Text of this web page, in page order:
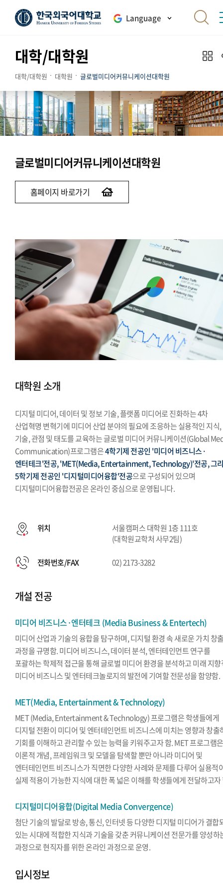
Language
대학/대학원
대학/대학원 대학원 글로벌미디어커뮤니케이션대학원
글로벌미디어커뮤니케이션대학원
홈페이지 바로가기
대학원 소개
디지털 미디어, 데이터 및 정보 기술, 플랫폼 미디어로 진화하는 4차
산업혁명 변혁기에 미디어 산업 분야의 필요에 조응하는 실용적인 지식,
기술, 관점 및 태도를 교육하는 글로벌 미디어 커뮤니케이션(Global
Communication)프로그램은4학기제 전공인 '미디어 비즈니스·
엔터테크'전공, 'MET(Media, Entertainment, Technology)'전공, 그
5학기제 전공인 '디지털미디어융합'전공으로 구성되어 있으며
디지털미디어융합전공은 온라인 중심으로 운영됩니다.
위치
서울캠퍼스 대학원 1층 111호
(대학원교학처 사무2팀)
전화번호/FAX 02) 2173-3282
개설 전공
미디어 비즈니스·엔터테크 (Media Business & Entertech)
미디어 산업과 기술의 융합을 탐구하며, 디지털 환경 속 새로운 가치 창
과정을 규명함. 미디어 비즈니스, 데이터 분석, 엔터테인먼트 연구를
포괄하는 학제적 접근을 통해 글로벌 미디어 환경을 분석하고 미래 지
미디어 비즈니스 및 엔터테크놀로지의 발전에 기여할 전문성을 함양함.
MET(Media, Entertainment & Technology)
MET (Media, Entertainment & Technology) 프로그램은 학생들에게
디지털 전환이 미디어 및 엔터테인먼트 비즈니스에 미치는 영향과 창출
기회를 이해하고 관리할 수 있는 능력을 키워주고자 함. MET 프로그램은
이론적 개념, 프레임워크 및 모델을 탐색할 뿐만 아니라 미디어 및
엔터테인먼트 비즈니스가 직면한 다양한 사례와 문제를 다루어 실용적
실제 적용이 가능한 지식에 대한 폭 넓은 이해를 학생들에게 전달하고자
디지털미디어융합(Digital Media Convergence)
첨단 기술의 발달로 방송, 통신, 인터넷 등 다양한 디지털 미디어가 결합
있는 시대에 적합한 지식과 기술을 갖춘 커뮤니케이션 전문가를 양성하
과정으로 현직자를 위한 온라인 과정으로 운영.
입시정보